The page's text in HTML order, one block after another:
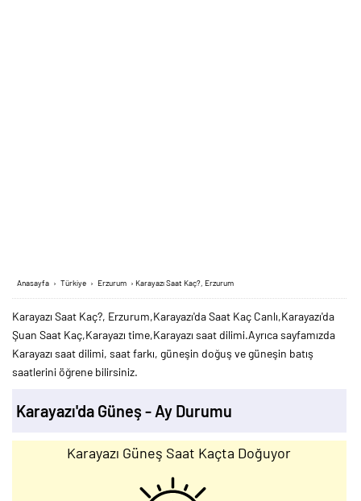
Anasayfa › Türkiye › Erzurum › Karayazı Saat Kaç?, Erzurum
Karayazı Saat Kaç?, Erzurum,Karayazı'da Saat Kaç Canlı,Karayazı'da
Şuan Saat Kaç,Karayazı time,Karayazı saat dilimi.Ayrıca sayfamızda
Karayazı saat dilimi, saat farkı, güneşin doğuş ve güneşin batış
saatlerini öğrene bilirsiniz.
Karayazı'da Güneş - Ay Durumu
Karayazı Güneş Saat Kaçta Doğuyor